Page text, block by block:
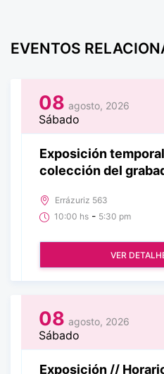
EVENTOS
08 agosto, 2026
Sábado
Exposición
colección del
Errázuriz 563
10:00 hs - 5:30 pm
VER
08 agosto, 2026
Sábado
Exposición //